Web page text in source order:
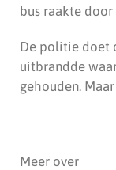
bus raakte
De politie doet
uitbrandde
gehouden.
Meer over